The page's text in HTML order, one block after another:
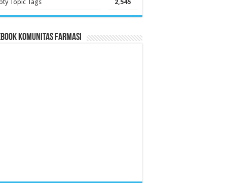
Topic Tags 2,545
Komunitas Farmasi